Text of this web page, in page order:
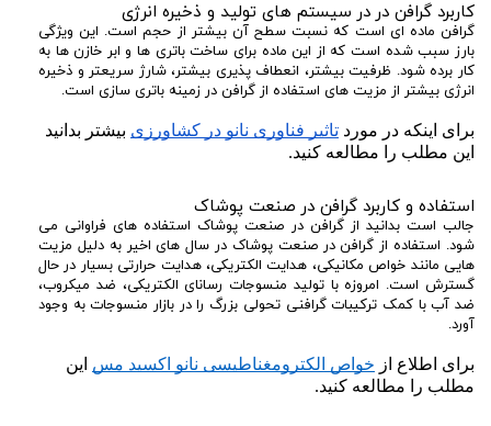
کاربرد گرافن در در سیستم های تولید و ذخیره انرژی
گرافن ماده ای است که نسبت سطح آن بیشتر از حجم است. این ویژگی
بارز سبب شده است که از این ماده برای ساخت باتری ها و ابر خازن ها به
کار برده شود. ظرفیت بیشتر، انعطاف پذیری بیشتر، شارژ سریعتر و ذخیره
انرژی بیشتر از مزیت های استفاده از گرافن در زمینه باتری سازی است.
برای اینکه در مورد تاثیر فناوری نانو در کشاورزی
این مطلب را مطالعه کنید.
استفاده و کاربرد گرافن در صنعت پوشاک
جالب است بدانید از گرافن در صنعت پوشاک استفاده های فراوانی می
شود. استفاده از گرافن در صنعت پوشاک در سال های اخیر به دلیل مزیت
هایی مانند خواص مکانیکی، هدایت الکتریکی، هدایت حرارتی بسیار در حال
گسترش است. امروزه با تولید منسوجات رسانای الکتریکی، ضد میکروب،
ضد آب با کمک ترکیبات گرافنی تحولی بزرگ را در بازار منسوجات به وجود
آورد.
برای اطلاع از خواص الکترومغناطیسی نانو اکسید مس
مطلب را مطالعه کنید.